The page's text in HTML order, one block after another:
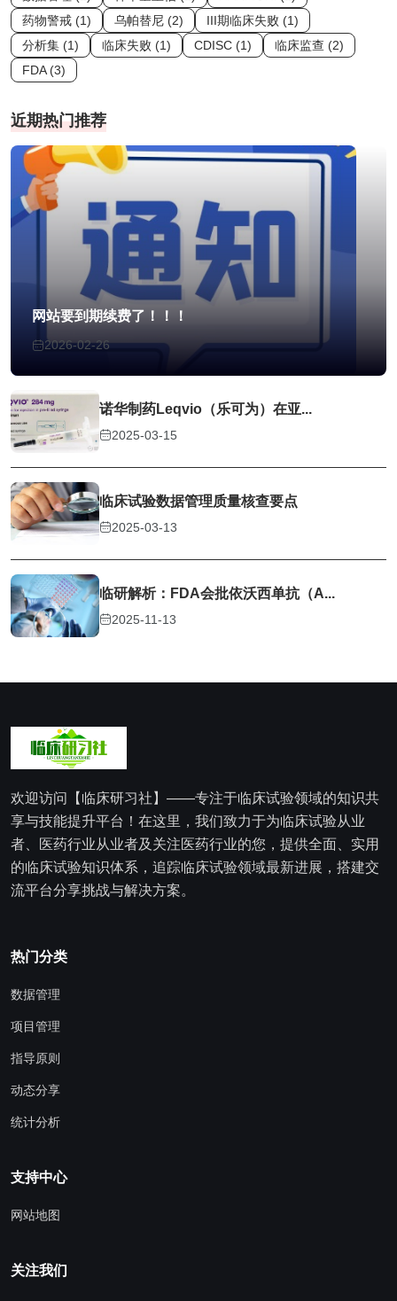
药物警戒 (1)
乌帕替尼 (2)
III期临床失败 (1)
分析集 (1)
临床失败 (1) CDISC (1)
临床监查 (2)
FDA (3)
近期热门推荐
网站要到期续费了！！！
2026-02-26
诺华制药Leqvio（乐可为）在亚...
2025-03-15
临床试验数据管理质量核查要点
2025-03-13
临研解析：FDA会批依沃西单抗（A...
2025-11-13
欢迎访问【临床研习社】——专注于临床试验领域的知识共
享与技能提升平台！在这里，我们致力于为临床试验从业
者、医药行业从业者及关注医药行业的您，提供全面、实用
的临床试验知识体系，追踪临床试验领域最新进展，搭建交
流平台分享挑战与解决方案。
热门分类
数据管理
项目管理
指导原则
动态分享
统计分析
支持中心
网站地图
关注我们